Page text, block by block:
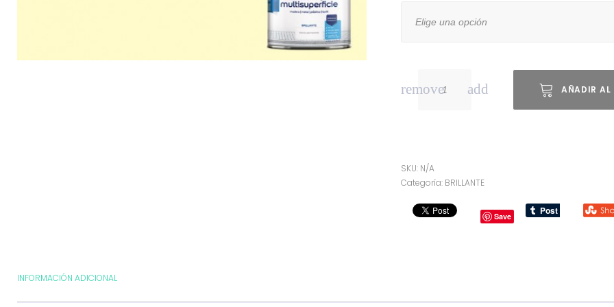
cantidad
AÑADIR AL
SKU: N/A
Categoría: BRILLANTE
Save
INFORMACIÓN ADICIONAL